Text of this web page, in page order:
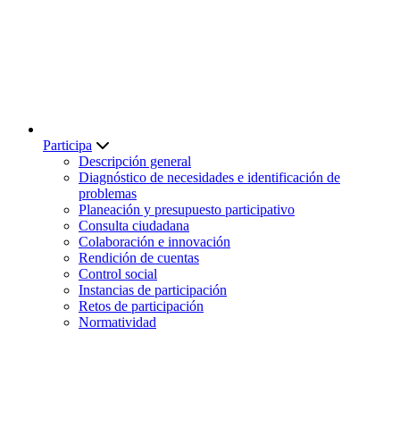
Participa
Descripción general
Diagnóstico de necesidades e identificación de
problemas
Planeación y presupuesto participativo
Consulta ciudadana
Colaboración e innovación
Rendición de cuentas
Control social
Instancias de participación
Retos de participación
Normatividad